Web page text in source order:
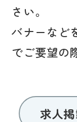
さい。
バナーなど
でご要望の
求人